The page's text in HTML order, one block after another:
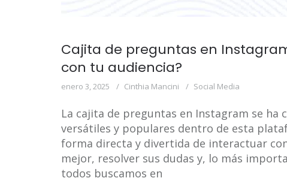
Cajita de preguntas en
con tu audiencia?
enero 3, 2025 Cinthia Mancini Social Media
La cajita de preguntas en Instagram se ha
versátiles y populares dentro de esta
forma directa y divertida de interactuar
mejor, resolver sus dudas y, lo más
todos buscamos en